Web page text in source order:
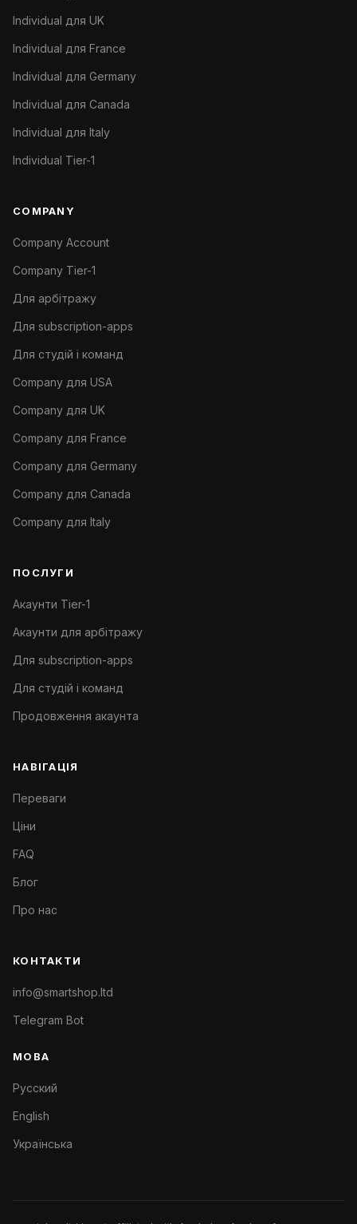
Individual для UK
Individual для France
Individual для Germany
Individual для Canada
Individual для Italy
Individual Tier-1
COMPANY
Company Account
Company Tier-1
Для арбітражу
Для subscription-apps
Для студій і команд
Company для USA
Company для UK
Company для France
Company для Germany
Company для Canada
Company для Italy
ПОСЛУГИ
Акаунти Tier-1
Акаунти для арбітражу
Для subscription-apps
Для студій і команд
Продовження акаунта
НАВІГАЦІЯ
Переваги
Ціни
FAQ
Блог
Про нас
КОНТАКТИ
info@smartshop.ltd
Telegram Bot
МОВА
Русский
English
Українська